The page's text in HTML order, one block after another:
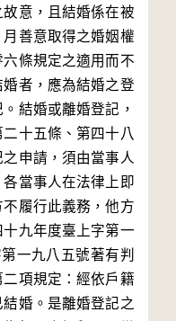
意，且結婚係在被
月善意取得之婚姻權
條規定之適用而不
者，應為結婚之登
結婚或離婚登記，
十五條、第四十八
申請，須由當事人
當事人在法律上即
履行此義務，他方
九年度臺上字第一
一九八五號著有判
項規定：經依戶籍
婚。是離婚登記之